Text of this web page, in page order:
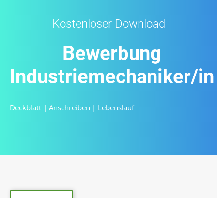
Kostenloser Download
Bewerbung
Industriemechaniker/in
Deckblatt | Anschreiben | Lebenslauf